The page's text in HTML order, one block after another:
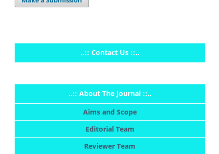
..:: Contact Us ::..
..:: About The Journal ::..
Aims and Scope
Editorial Team
Reviewer Team